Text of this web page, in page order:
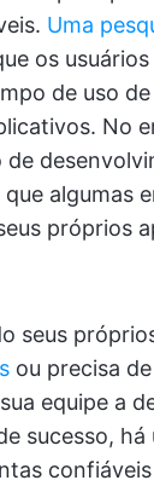
Uma
os usuários
de uso de
No
algumas
próprios
seus
ou precisa
equipe a
sucesso, há